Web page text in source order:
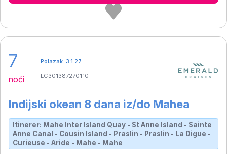
7
noći
Indijski okean 8 dana iz/do Mahea
Itinerer: Mahe Inter Island Quay - St Anne Island - Sainte
Anne Canal - Cousin Island - Praslin - Praslin - La Digue -
Curieuse - Aride - Mahe - Mahe
Polazak: 3.1.27.
LC301387270110